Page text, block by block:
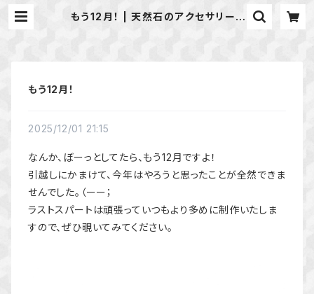
もう12月！ | 天然石のアクセサリーS
もう12月！
2025/12/01 21:15
なんか、ぼーっとしてたら、もう12月ですよ！
引越しにかまけて、今年はやろうと思ったことが全然できま
せんでした。（ーー；
ラストスパートは頑張っていつもより多めに制作いたしま
すので、ぜひ覗いてみてください。